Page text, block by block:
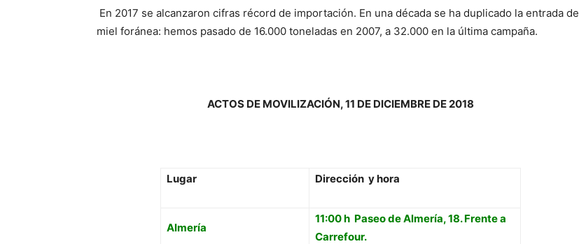
En 2017 se alcanzaron cifras récord de importación. En una década se ha duplicado la entrada de
miel foránea: hemos pasado de 16.000 toneladas en 2007, a 32.000 en la última campaña.
ACTOS DE MOVILIZACIÓN, 11 DE DICIEMBRE DE 2018
Lugar Dirección y hora
Almería
11:00 h Paseo de Almería, 18. Frente a
Carrefour.